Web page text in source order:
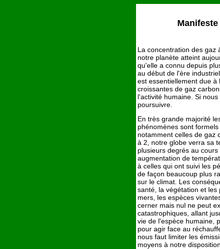
La concentration des gaz
notre planète atteint
qu'elle a connu depuis
au début de l'ère
est essentiellement due à
croissantes de gaz
l'activité humaine. Si
poursuivre.
En très grande majorité
phénomènes sont
notamment celles de gaz
à 2, notre globe verra sa
plusieurs degrés au
augmentation de
à celles qui ont suivi les
de façon beaucoup plus
sur le climat. Les
santé, la végétation et
mers, les espèces
cerner mais nul ne peut
catastrophiques, allant
vie de l'espèce humaine,
pour agir face au
nous faut limiter les
moyens à notre